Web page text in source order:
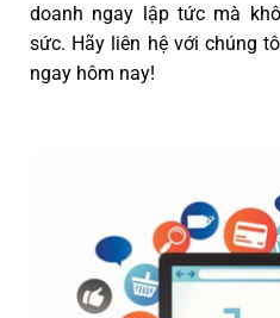
doanh ngay lập tức mà
sức. Hãy liên hệ với chúng
ngay hôm nay!